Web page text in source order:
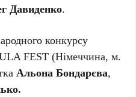
Давиденко.
конкурсу
FEST (Німеччина, м.
Альона Бондарєва,